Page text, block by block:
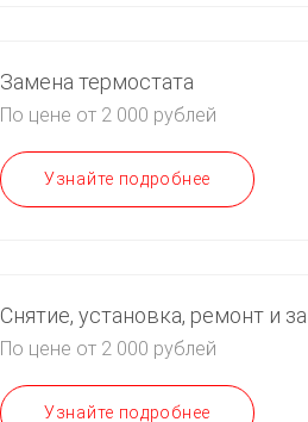
Замена термостата
По цене от 2 000 рублей
Узнайте подробнее
Снятие, установка, ремонт и
По цене от 2 000 рублей
Узнайте подробнее